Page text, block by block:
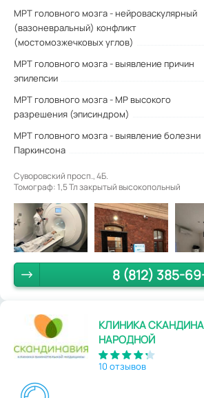
МРТ головного мозга - нейроваскулярный
(вазоневральный) конфликт
(мостомозжечковых углов)
МРТ головного мозга - выявление причин
эпилепсии
МРТ головного мозга - МР высокого
разрешения (эписиндром)
МРТ головного мозга - выявление болезни
Паркинсона
Суворовский просп., 4Б.
Томограф: 1,5 Тл закрытый высокопольный
8 (812) 385-
КЛИНИКА
НАРОДНОЙ
10 отзывов